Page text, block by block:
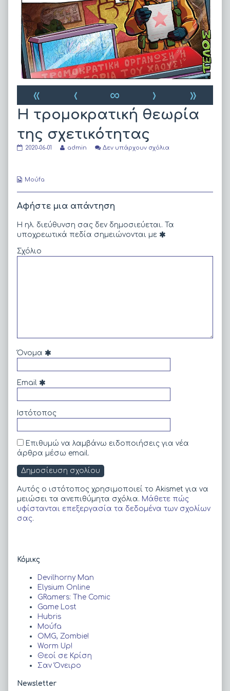
« ‹ ∞ ›
»
Η τρομοκρατική θεωρία
της σχετικότητας
Η
σχετικότητας
on
2020-06-01
Read
of
τρομοκρατική
της
σχετικότητας,
admin Δεν υπάρχουν σχόλια
Webcomic
Moύfa
Αφήστε μια απάντηση
Η ηλ. διεύθυνση σας δεν δημοσιεύεται. Τα
υποχρεωτικά πεδία σημειώνονται με
Σχόλιο
Όνομα
Email
Ιστότοπος
Επιθυμώ να λαμβάνω ειδοποιήσεις για νέα
άρθρα μέσω email.
Αυτός ο ιστότοπος χρησιμοποιεί το Akismet για να
μειώσει τα ανεπιθύμητα σχόλια. Μάθετε πώς
υφίστανται επεξεργασία τα δεδομένα των σχολίων
σας.
Primary
Sidebar
Κόμικς
Devilhorny Man
Elysium Online
GRamers: The Comic
Game Lost
Hubris
Moύfa
OMG, Zombie!
Worm Up!
Θεοί σε Κρίση
Σαν Όνειρο
Newsletter